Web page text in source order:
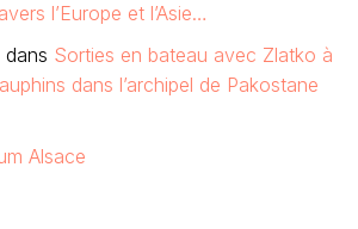
l’Europe et l’Asie…
dans Sorties en bateau avec Zlatko à
dans l’archipel de Pakostane
Alsace